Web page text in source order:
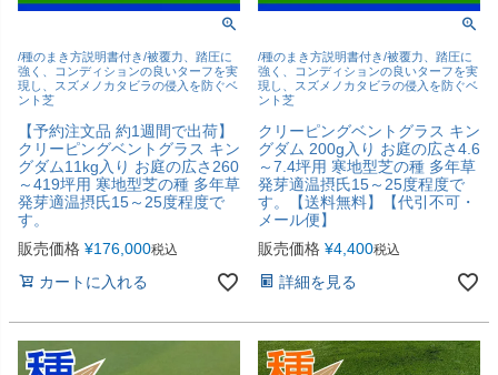
/種のまき方説明書付き/被覆力、踏圧に
強く、コンディションの良いターフを実
現し、スズメノカタビラの侵入を防ぐベ
ント芝
【予約注文品 約1週間で出荷】
クリーピングベントグラス キン
グダム11kg入り お庭の広さ260
～419坪用 寒地型芝の種 多年草
発芽適温摂氏15～25度程度で
す。
販売価格 ¥176,000税込
カートに入れる
/種のまき方説明書付き/被覆力、踏圧に
強く、コンディションの良いターフを実
現し、スズメノカタビラの侵入を防ぐベ
ント芝
クリーピングベントグラス キン
グダム 200g入り お庭の広さ4.6
～7.4坪用 寒地型芝の種 多年草
発芽適温摂氏15～25度程度で
す。【送料無料】【代引不可・
メール便】
販売価格 ¥4,400税込
詳細を見る